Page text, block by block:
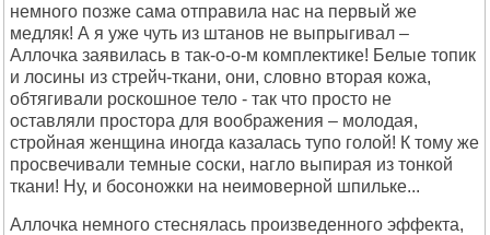
немного позже сама отправила нас на первый же
медляк! А я уже чуть из штанов не выпрыгивал –
Аллочка заявилась в так-о-о-м комплектике! Белые топик
и лосины из стрейч-ткани, они, словно вторая кожа,
обтягивали роскошное тело - так что просто не
оставляли простора для воображения – молодая,
стройная женщина иногда казалась тупо голой! К тому же
просвечивали темные соски, нагло выпирая из тонкой
ткани! Ну, и босоножки на неимоверной шпильке...
Аллочка немного стеснялась произведенного эффекта,